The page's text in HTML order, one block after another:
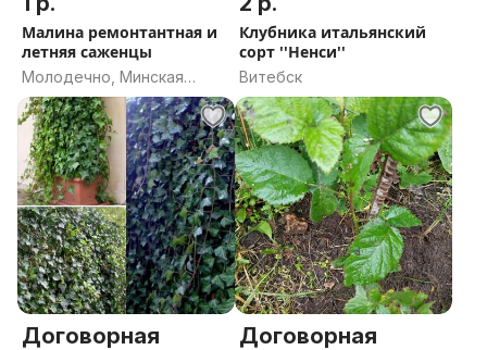
Малина ремонтантная и
летняя саженцы
Молодечно, Минская
область
Клубника итальянский
сорт ''Ненси''
Витебск
Договорная Договорная